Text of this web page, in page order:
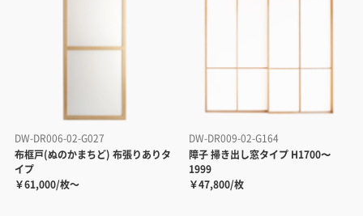
DW-DR006-02-G027
布框戸(ぬのかまちど) 布張りありタ
イプ
￥61,000/枚～
DW-DR009-02-G164
障子 掃き出し窓タイプ H1700〜
1999
￥47,800/枚